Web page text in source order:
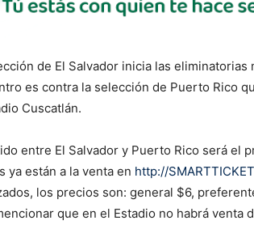
de El Salvador inicia las
es contra la selección de Puerto Rico
Cuscatlán.
entre El Salvador y Puerto Rico será el
ya están a la venta en http://
los precios son: general $6,
que en el Estadio no habrá venta